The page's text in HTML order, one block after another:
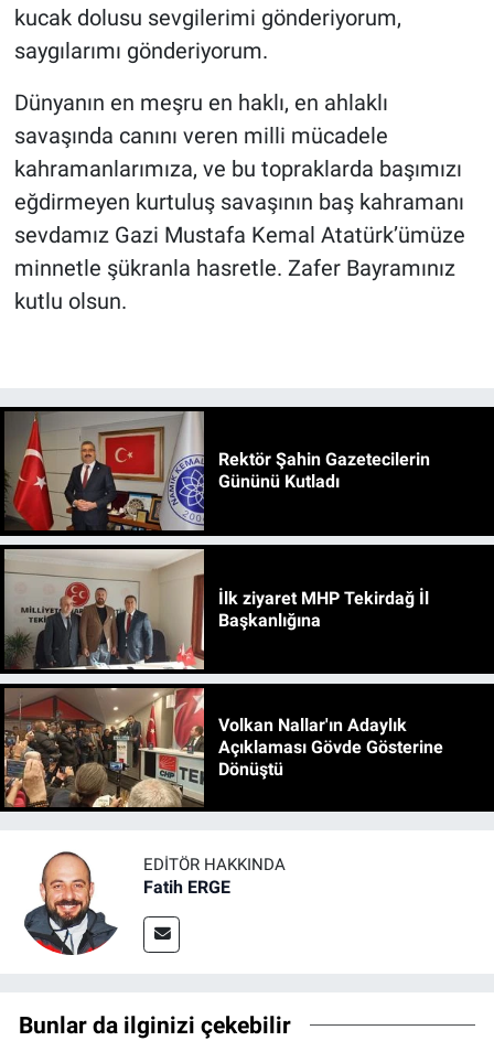
kucak dolusu sevgilerimi gönderiyorum,
saygılarımı gönderiyorum.
Dünyanın en meşru en haklı, en ahlaklı
savaşında canını veren milli mücadele
kahramanlarımıza, ve bu topraklarda başımızı
eğdirmeyen kurtuluş savaşının baş kahramanı
sevdamız Gazi Mustafa Kemal Atatürk’ümüze
minnetle şükranla hasretle. Zafer Bayramınız
kutlu olsun.
Rektör Şahin Gazetecilerin
Gününü Kutladı
İlk ziyaret MHP Tekirdağ İl
Başkanlığına
Volkan Nallar'ın Adaylık
Açıklaması Gövde Gösterine
Dönüştü
EDITÖR HAKKINDA
Fatih ERGE
Bunlar da ilginizi çekebilir